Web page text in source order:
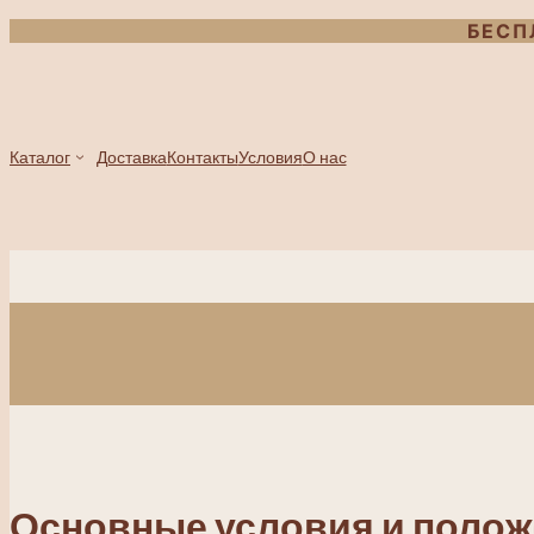
к
Каталог ДоставкаКонтактыУсловияО нас
Основные условия и